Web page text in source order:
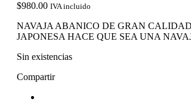
$980.00 IVA incluido
NAVAJA ABANICO DE GRAN
JAPONESA HACE QUE SEA UNA
Sin existencias
Compartir